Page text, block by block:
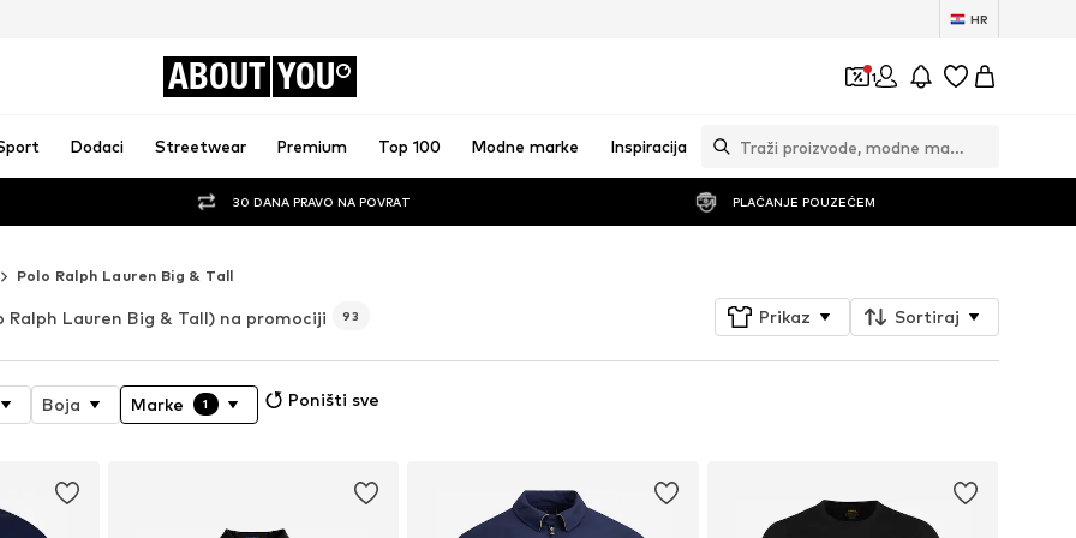
HR
ABOUT YOU 1
Dodaci Streetwear Premium Top 100 Modne marke Inspiracija
30 DANA PRAVO NA POVRAT PLAĆANJE POUZEĆEM
Polo Ralph Lauren Big & Tall
Ralph Lauren Big & Tall) na promociji 93 Prikaz Sortiraj
Boja Marke 1 Poništi sve